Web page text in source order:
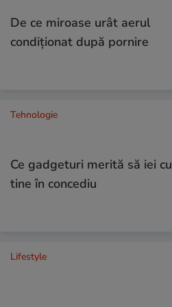
De ce miroase urât aerul
condiționat după pornire
Tehnologie
Ce gadgeturi merită să iei cu
tine în concediu
Lifestyle